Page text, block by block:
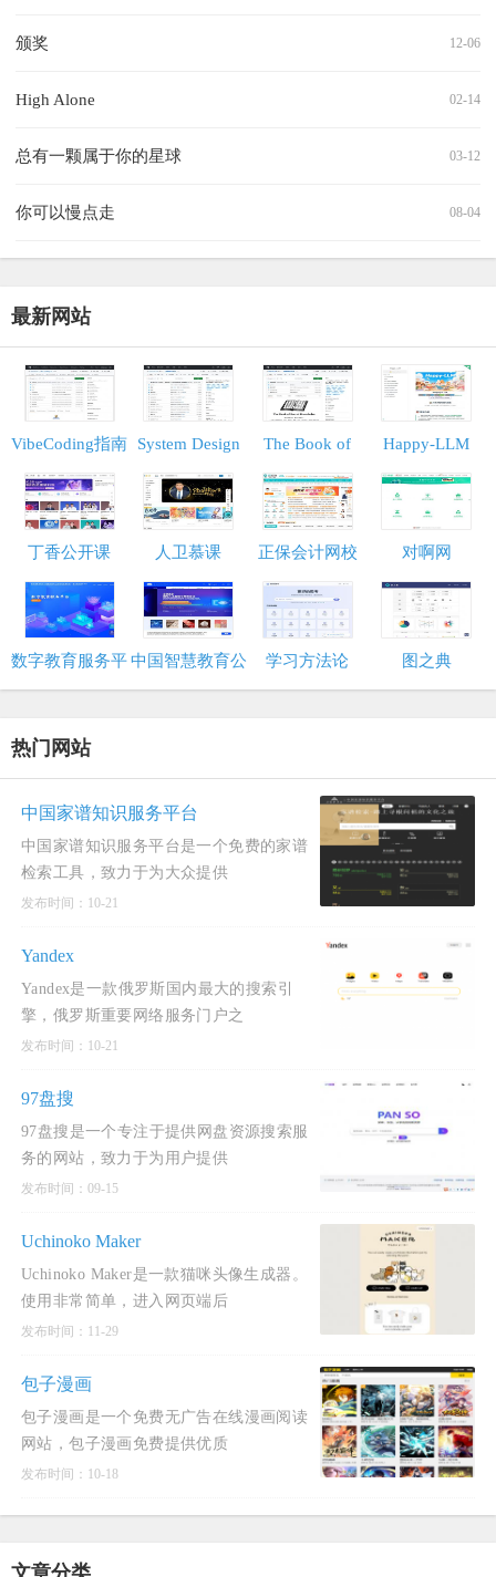
12-06
颁奖
02-14
High Alone
03-12
总有一颗属于你的星球
08-04
你可以慢点走
最新网站
VibeCoding指南 System Design
Primer
The Book of
Secret
Knowledge
Happy-LLM
丁香公开课 人卫慕课 正保会计网校 对啊网
数字教育服务平中国智慧教育公 学习方法论 图之典
热门网站
中国家谱知识服务平台
中国家谱知识服务平台是一个免费的家谱
检索工具，致力于为大众提供
发布时间：10-21
Yandex
Yandex是一款俄罗斯国内最大的搜索引
擎，俄罗斯重要网络服务门户之
发布时间：10-21
97盘搜
97盘搜是一个专注于提供网盘资源搜索服
务的网站，致力于为用户提供
发布时间：09-15
Uchinoko Maker
Uchinoko Maker是一款猫咪头像生成器。
使用非常简单，进入网页端后
发布时间：11-29
包子漫画
包子漫画是一个免费无广告在线漫画阅读
网站，包子漫画免费提供优质
发布时间：10-18